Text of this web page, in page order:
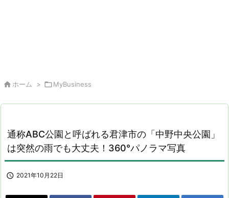
 ホーム > MyBusiness
通称ABC公園と呼ばれる君津市の「中野中央公園」
は突然の雨でも大丈夫！360°パノラマ写真
 2021年10月22日